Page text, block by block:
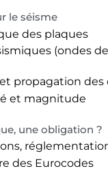
le séisme
des plaques
(ondes
propagation des
et magnitude
une obligation ?
des Eurocodes